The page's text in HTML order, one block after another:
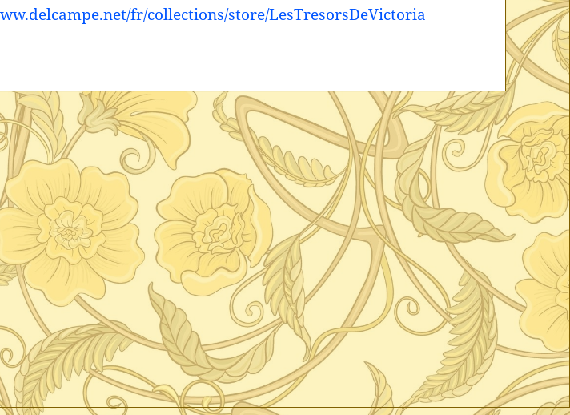
fr/collections/store/LesTresorsDeVictoria